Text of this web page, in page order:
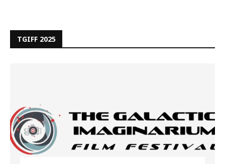
TGIFF 2025